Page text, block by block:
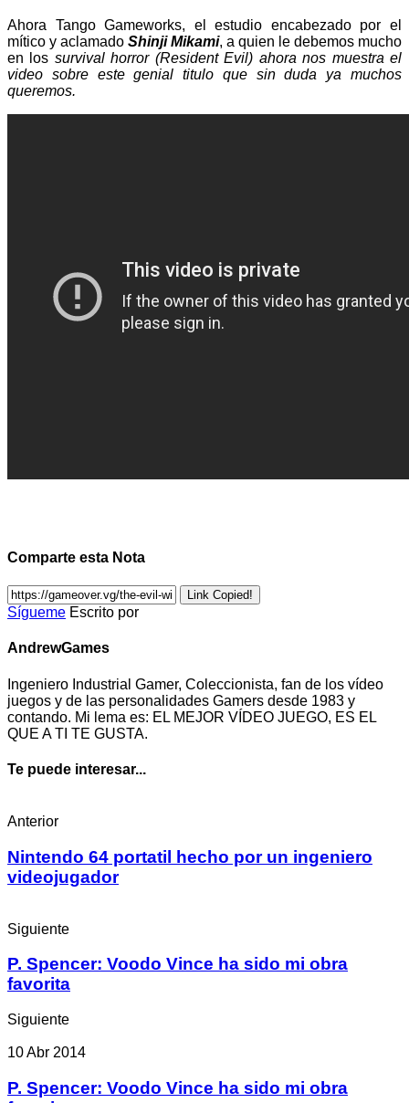
Ahora Tango Gameworks, el estudio encabezado por el
mítico y aclamado Shinji Mikami, a quien le debemos mucho
en los survival horror (Resident Evil) ahora nos muestra el
video sobre este genial titulo que sin duda ya muchos
queremos.
Comparte esta Nota
Link Copied!
Sígueme Escrito por
AndrewGames
Ingeniero Industrial Gamer, Coleccionista, fan de los vídeo
juegos y de las personalidades Gamers desde 1983 y
contando. Mi lema es: EL MEJOR VÍDEO JUEGO, ES EL
QUE A TI TE GUSTA.
Te puede interesar...
Anterior
Nintendo 64 portatil hecho por un ingeniero
videojugador
Siguiente
P. Spencer: Voodo Vince ha sido mi obra
favorita
Siguiente
10 Abr 2014
P. Spencer: Voodo Vince ha sido mi obra